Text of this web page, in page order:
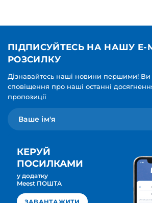
ПІДПИСУЙТЕСЬ НА НАШУ E-
РОЗСИЛКУ
Дізнавайтесь наші новини першими! Ви
сповіщення про наші останні
пропозиції
Мова для вашої розсилки
Українська
КЕРУЙ
ПОСИЛКАМИ
у додатку
Meest ПОШТА